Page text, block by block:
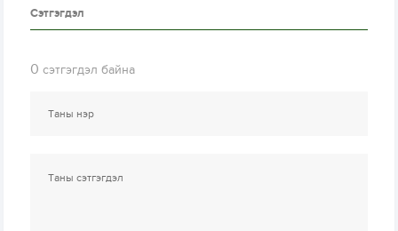
Сэтгэгдэл
0 сэтгэгдэл байна